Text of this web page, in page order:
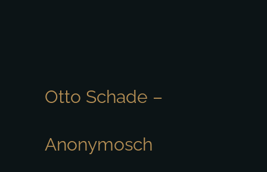
Otto Schade –
Anonymosch